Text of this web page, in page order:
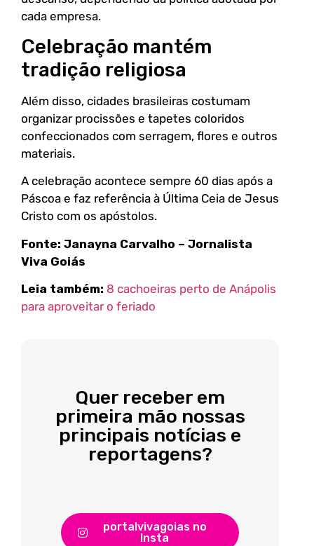
cada empresa.
Celebração mantém
tradição religiosa
Além disso, cidades brasileiras costumam
organizar procissões e tapetes coloridos
confeccionados com serragem, flores e outros
materiais.
A celebração acontece sempre 60 dias após a
Páscoa e faz referência à Última Ceia de Jesus
Cristo com os apóstolos.
Fonte: Janayna Carvalho – Jornalista
Viva Goiás
Leia também: 8 cachoeiras perto de Anápolis
para aproveitar o feriado
Quer receber em
primeira mão nossas
principais notícias e
reportagens?
portalvivagoias no
Insta